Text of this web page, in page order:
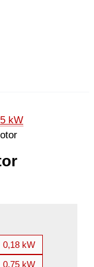
kW
0,18 kW
0,75 kW